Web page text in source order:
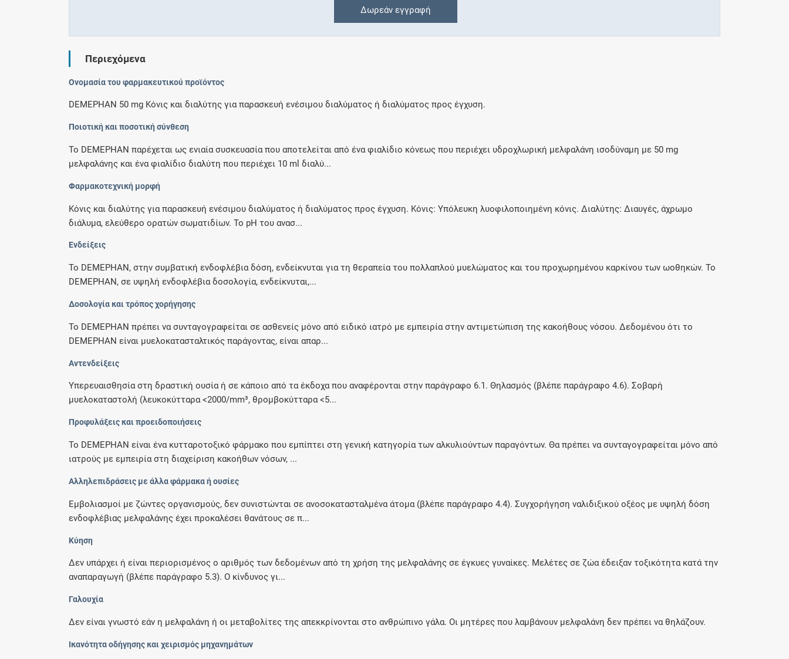
Γνωρίζατε ότι...
Αποκτήσετε πρόσβαση σε όλες τις
Ελέγξτε την αγωγή σας για αντενδείξεις και
Δωρεάν εγγραφή
Περιεχόμενα
Ονομασία του φαρμακευτικού προϊόντος
DEMEPHAN 50 mg Κόνις και διαλύτης για παρασκευή ενέσιμου διαλύματος ή διαλύματος προς έγχυση.
Ποιοτική και ποσοτική σύνθεση
Το DEMEPHAN παρέχεται ως ενιαία συσκευασία που αποτελείται από ένα φιαλίδιο κόνεως που περιέχει υδροχλωρική μελφαλάνη ισοδύναμη με 50 mg
μελφαλάνης και ένα φιαλίδιο διαλύτη που περιέχει 10 ml διαλύ...
Φαρμακοτεχνική μορφή
Κόνις και διαλύτης για παρασκευή ενέσιμου διαλύματος ή διαλύματος προς έγχυση. Κόνις: Υπόλευκη λυοφιλοποιημένη κόνις. Διαλύτης: Διαυγές, άχρωμο
διάλυμα, ελεύθερο ορατών σωματιδίων. Το pH του ανασ...
Ενδείξεις
Το DEMEPHAN, στην συμβατική ενδοφλέβια δόση, ενδείκνυται για τη θεραπεία του πολλαπλού μυελώματος και του προχωρημένου καρκίνου των ωοθηκών. Το
DEMEPHAN, σε υψηλή ενδοφλέβια δοσολογία, ενδείκνυται,...
Δοσολογία και τρόπος χορήγησης
Το DEMEPHAN πρέπει να συνταγογραφείται σε ασθενείς μόνο από ειδικό ιατρό με εμπειρία στην αντιμετώπιση της κακοήθους νόσου. Δεδομένου ότι το
DEMEPHAN είναι μυελοκατασταλτικός παράγοντας, είναι απαρ...
Αντενδείξεις
Υπερευαισθησία στη δραστική ουσία ή σε κάποιο από τα έκδοχα που αναφέρονται στην παράγραφο 6.1. Θηλασμός (βλέπε παράγραφο 4.6). Σοβαρή
μυελοκαταστολή (λευκοκύτταρα <2000/mm³, θρομβοκύτταρα <5...
Προφυλάξεις και προειδοποιήσεις
Το DEMEPHAN είναι ένα κυτταροτοξικό φάρμακο που εμπίπτει στη γενική κατηγορία των αλκυλιούντων παραγόντων. Θα πρέπει να συνταγογραφείται μόνο από
ιατρούς με εμπειρία στη διαχείριση κακοήθων νόσων, ...
Αλληλεπιδράσεις με άλλα φάρμακα ή ουσίες
Εμβολιασμοί με ζώντες οργανισμούς, δεν συνιστώνται σε ανοσοκατασταλμένα άτομα (βλέπε παράγραφο 4.4). Συγχορήγηση ναλιδιξικού οξέος με υψηλή δόση
ενδοφλέβιας μελφαλάνης έχει προκαλέσει θανάτους σε π...
Κύηση
Δεν υπάρχει ή είναι περιορισμένος ο αριθμός των δεδομένων από τη χρήση της μελφαλάνης σε έγκυες γυναίκες. Μελέτες σε ζώα έδειξαν τοξικότητα κατά την
αναπαραγωγή (βλέπε παράγραφο 5.3). Ο κίνδυνος γι...
Γαλουχία
Δεν είναι γνωστό εάν η μελφαλάνη ή οι μεταβολίτες της απεκκρίνονται στο ανθρώπινο γάλα. Οι μητέρες που λαμβάνουν μελφαλάνη δεν πρέπει να θηλάζουν.
Ικανότητα οδήγησης και χειρισμός μηχανημάτων